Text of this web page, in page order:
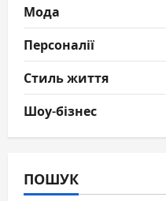
Мода
Персоналії
Стиль життя
Шоу-бізнес
ПОШУК